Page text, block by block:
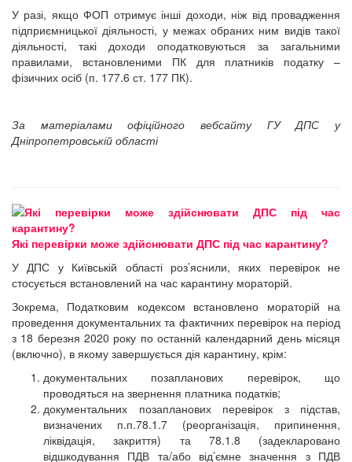
У разі, якщо ФОП отримує інші доходи, ніж від провадження
підприємницької діяльності, у межах обраних ним видів такої
діяльності, такі доходи оподатковуються за загальними
правилами, встановленими ПК для платників податку –
фізичних осіб (п. 177.6 ст. 177 ПК).
За матеріалами офіційного вебсайту ГУ ДПС у
Дніпропетровській області
Які перевірки може здійснювати ДПС під час карантину?
У ДПС у Київській області роз’яснили, яких перевірок не
стосується встановлений на час карантину мораторій.
Зокрема, Податковим кодексом встановлено мораторій на
проведення документальних та фактичних перевірок на період
з 18 березня 2020 року по останній календарний день місяця
(включно), в якому завершується дія карантину, крім:
документальних позапланових перевірок, що
проводяться на звернення платника податків;
документальних позапланових перевірок з підстав,
визначених п.п.78.1.7 (реорганізація, припинення,
ліквідація, закриття) та 78.1.8 (задекларовано
відшкодування ПДВ та/або від’ємне значення з ПДВ